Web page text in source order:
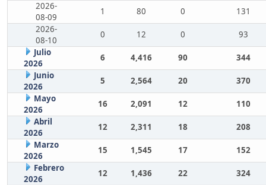
2026-
08-09
1 80 0
131
2026-
08-10
0 12 0
93
Julio
2026
6 4,416 90
344
Junio
2026
5 2,564 20
370
Mayo
2026
16 2,091 12
110
Abril
2026
12 2,311 18
208
Marzo
2026
15 1,545 17
152
Febrero
2026
12 1,436 22
324